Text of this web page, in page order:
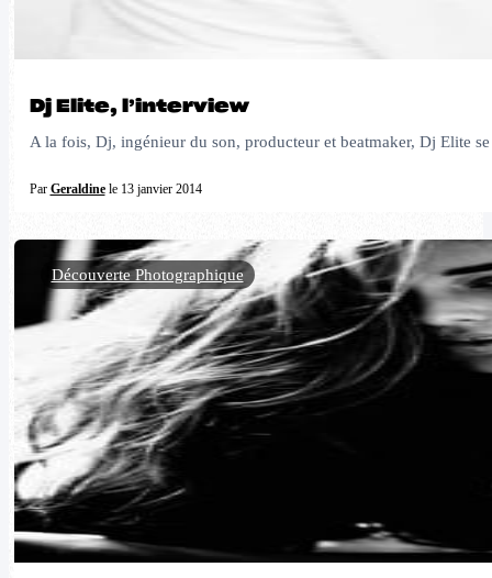
Dj Elite, l’interview
A la fois, Dj, ingénieur du son, producteur et beatmaker, Dj Elite
Par Geraldinele 13 janvier 2014
Découverte Photographique